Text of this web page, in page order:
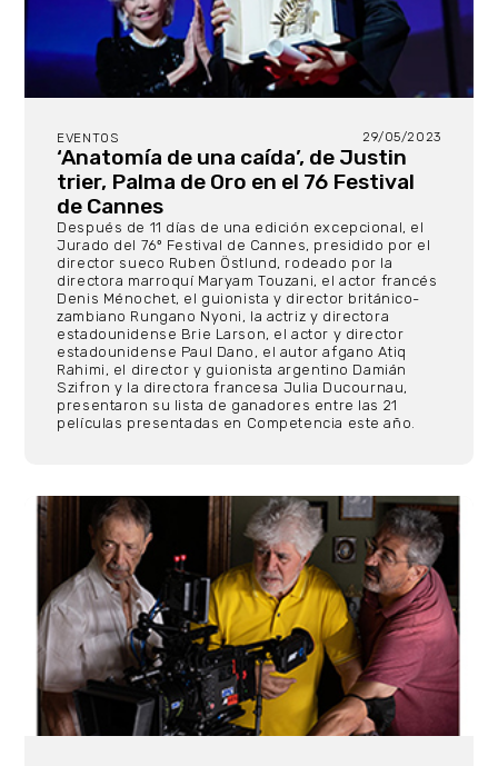
EVENTOS 29/05/2023
‘Anatomía de una caída’, de Justin
trier, Palma de Oro en el 76 Festival
de Cannes
Después de 11 días de una edición excepcional, el
Jurado del 76º Festival de Cannes, presidido por el
director sueco Ruben Östlund, rodeado por la
directora marroquí Maryam Touzani, el actor francés
Denis Ménochet, el guionista y director británico-
zambiano Rungano Nyoni, la actriz y directora
estadounidense Brie Larson, el actor y director
estadounidense Paul Dano, el autor afgano Atiq
Rahimi, el director y guionista argentino Damián
Szifron y la directora francesa Julia Ducournau,
presentaron su lista de ganadores entre las 21
películas presentadas en Competencia este año.